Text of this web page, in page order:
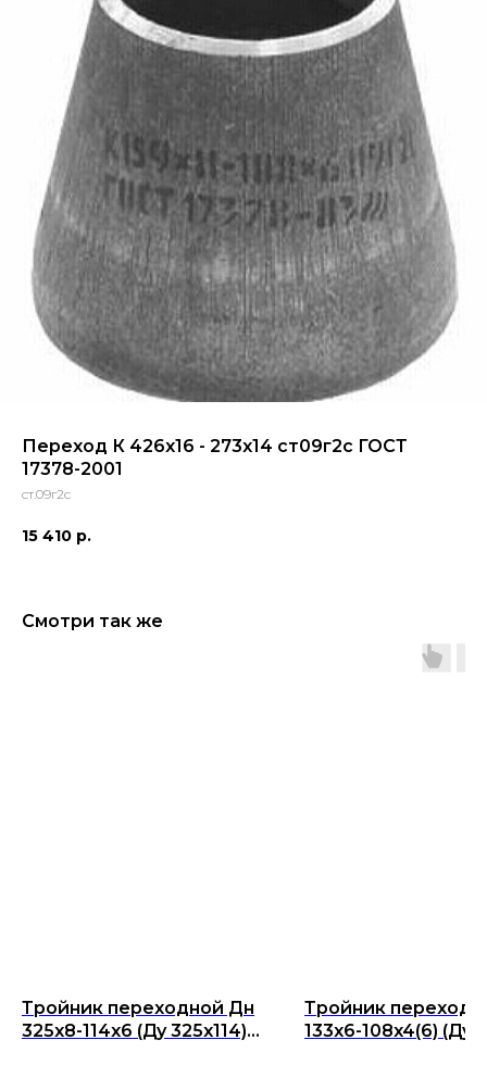
Переход К 426x16 - 273x14 ст09г2с ГОСТ
17378-2001
ст.09г2с
15 410 р.
Смотри так же
Тройник переходной Дн
325x8-114x6 (Ду 325x114)
Тройник
133x6-108x4(6) (Ду